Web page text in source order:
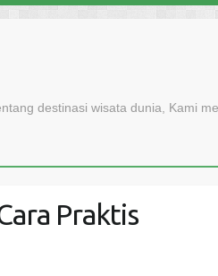
destinasi wisata dunia, Kami
Praktis